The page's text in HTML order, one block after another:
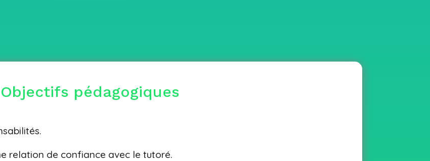
Objectifs pédagogiques
relation de confiance avec le tutoré.